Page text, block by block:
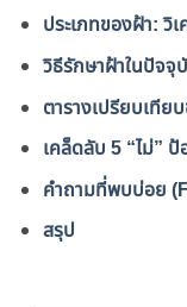
ประเภทของฝ้า: วิ
วิธีรักษาฝ้าในปัจจุ
ตารางเปรียบเทีย
เคล็ดลับ 5 “ไม่”
คำถามที่พบบ่อย
สรุป